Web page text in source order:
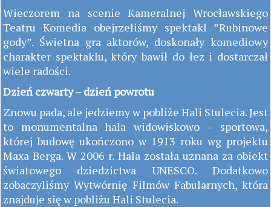
Wieczorem na scenie Kameralnej Wrocławskiego
Teatru Komedia obejrzeliśmy spektakl ”Rubinowe
gody”. Świetna gra aktorów, doskonały komediowy
charakter spektaklu, który bawił do łez i dostarczał
wiele radości.
Dzień czwarty – dzień powrotu
Znowu pada, ale jedziemy w pobliże Hali Stulecia. Jest
to monumentalna hala widowiskowo – sportowa,
której budowę ukończono w 1913 roku wg projektu
Maxa Berga. W 2006 r. Hala została uznana za obiekt
światowego dziedzictwa UNESCO. Dodatkowo
zobaczyliśmy Wytwórnię Filmów Fabularnych, która
znajduje się w pobliżu Hali Stulecia.